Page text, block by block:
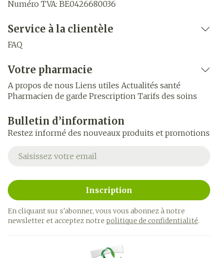
Numéro TVA: BE0426680036
Service à la clientèle
FAQ
Votre pharmacie
A propos de nous Liens utiles Actualités santé
Pharmacien de garde Prescription Tarifs des soins
Bulletin d’information
Restez informé des nouveaux produits et promotions
Adresse mail
Inscription
En cliquant sur s'abonner, vous vous abonnez à notre
newsletter et acceptez notre politique de confidentialité.